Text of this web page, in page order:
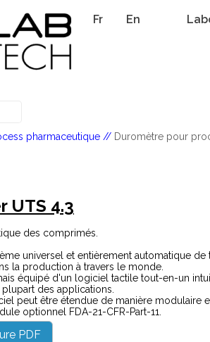
Fr En
pharmaceutique // Duromètre pour
UTS 4.3
des comprimés.
universel et entièrement automatique
la production à travers le monde.
équipé d'un logiciel tactile tout-en-un
des applications.
peut être étendue de manière modulaire
optionnel FDA-21-CFR-Part-11.
PDF